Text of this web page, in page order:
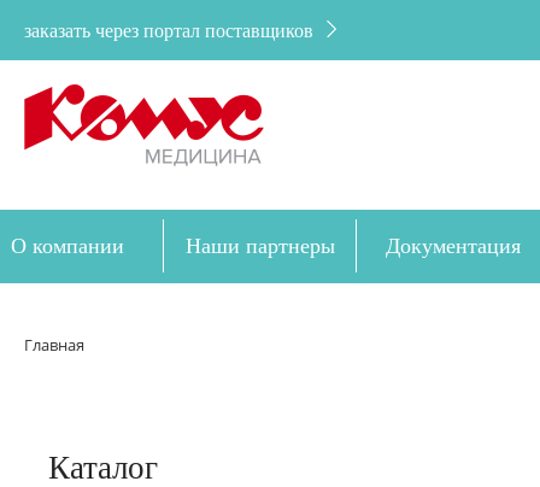
заказать через портал поставщиков
О компании Наши партнеры Документация
Главная
Каталог